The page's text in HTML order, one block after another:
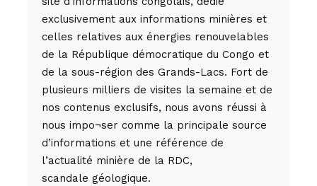
exclusivement aux informations minières et
celles relatives aux énergies renouvelables
de la République démocratique du Congo et
de la sous-région des Grands-Lacs. Fort de
plusieurs milliers de visites la semaine et de
nos contenus exclusifs, nous avons réussi à
nous impo¬ser comme la principale source
d’informations et une référence de
l’actualité minière de la RDC,
scandale géologique.